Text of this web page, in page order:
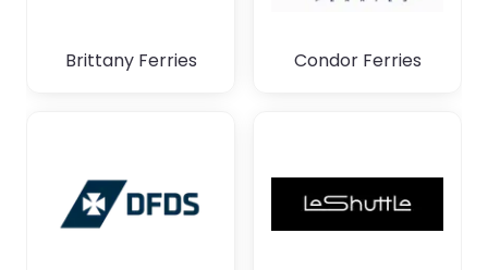
Brittany Ferries Condor Ferries